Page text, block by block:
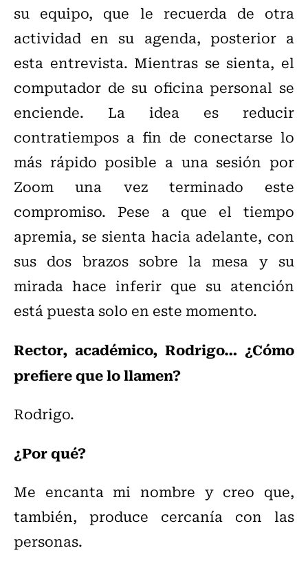
su equipo, que le recuerda de otra
actividad en su agenda, posterior a
esta entrevista. Mientras se sienta, el
computador de su oficina personal se
enciende. La idea es reducir
contratiempos a fin de conectarse lo
más rápido posible a una sesión por
Zoom una vez terminado este
compromiso. Pese a que el tiempo
apremia, se sienta hacia adelante, con
sus dos brazos sobre la mesa y su
mirada hace inferir que su atención
está puesta solo en este momento.
Rector, académico, Rodrigo… ¿Cómo
prefiere que lo llamen?
Rodrigo.
¿Por qué?
Me encanta mi nombre y creo que,
también, produce cercanía con las
personas.